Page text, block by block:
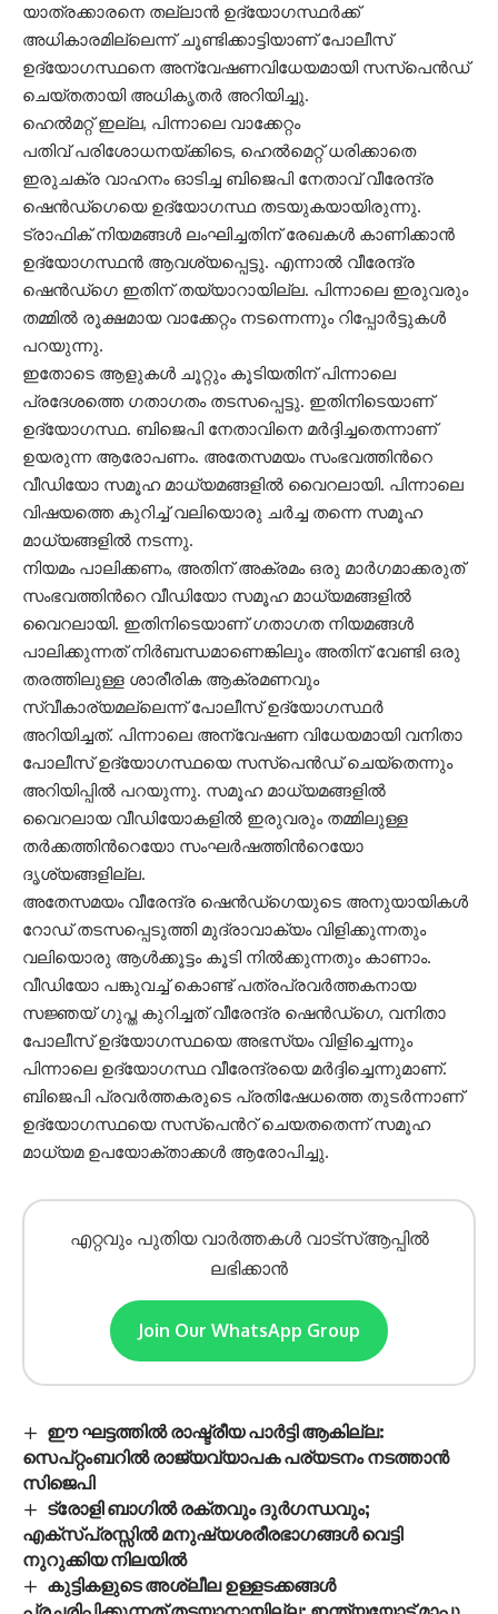
യാത്രക്കാരനെ തല്ലാൻ ഉദ്യോഗസ്ഥർക്ക്
അധികാരമില്ലെന്ന് ചൂണ്ടിക്കാട്ടിയാണ് പോലീസ്
ഉദ്യോഗസ്ഥനെ അന്വേഷണവിധേയമായി സസ്‌പെൻഡ്
ചെയ്‌തതായി അധികൃതർ അറിയിച്ചു.
ഹെൽമറ്റ് ഇല്ല, പിന്നാലെ വാക്കേറ്റം
പതിവ് പരിശോധനയ്ക്കിടെ, ഹെൽമെറ്റ് ധരിക്കാതെ
ഇരുചക്ര വാഹനം ഓടിച്ച ബിജെപി നേതാവ് വീരേന്ദ്ര
ഷെൻഡ്‌ഗെയെ ഉദ്യോഗസ്ഥ തടയുകയായിരുന്നു.
ട്രാഫിക് നിയമങ്ങൾ ലംഘിച്ചതിന് രേഖകൾ കാണിക്കാൻ
ഉദ്യോഗസ്ഥൻ ആവശ്യപ്പെട്ടു. എന്നാൽ വീരേന്ദ്ര
ഷെൻഡ്‌ഗെ ഇതിന് തയ്യാറായില്ല. പിന്നാലെ ഇരുവരും
തമ്മിൽ രൂക്ഷമായ വാക്കേറ്റം നടന്നെന്നും റിപ്പോര്‍ട്ടുകൾ
പറയുന്നു.
ഇതോടെ ആളുകൾ ചൂറ്റും കൂടിയതിന് പിന്നാലെ
പ്രദേശത്തെ ഗതാഗതം തടസപ്പെട്ടു. ഇതിനിടെയാണ്
ഉദ്യോഗസ്ഥ. ബിജെപി നേതാവിനെ മ‍ർദ്ദിച്ചതെന്നാണ്
ഉയരുന്ന ആരോപണം. അതേസമയം സംഭവത്തിന്‍റെ
വീഡിയോ സമൂഹ മാധ്യമങ്ങളിൽ വൈറലായി. പിന്നാലെ
വിഷയത്തെ കുറിച്ച് വലിയൊരു ചർച്ച തന്നെ സമൂഹ
മാധ്യങ്ങളിൽ നടന്നു.
നിയമം പാലിക്കണം, അതിന് അക്രമം ഒരു മാർഗമാക്കരുത്
സംഭവത്തിന്‍റെ വീഡിയോ സമൂഹ മാധ്യമങ്ങളിൽ
വൈറലായി. ഇതിനിടെയാണ് ഗതാഗത നിയമങ്ങൾ
പാലിക്കുന്നത് നിർബന്ധമാണെങ്കിലും അതിന് വേണ്ടി ഒരു
തരത്തിലുള്ള ശാരീരിക ആക്രമണവും
സ്വീകാര്യമല്ലെന്ന് പോലീസ് ഉദ്യോഗസ്ഥർ
അറിയിച്ചത്. പിന്നാലെ അന്വേഷണ വിധേയമായി വനിതാ
പോലീസ് ഉദ്യോഗസ്ഥയെ സസ്പെന്‍ഡ് ചെയ്തെന്നും
അറിയിപ്പിൽ പറയുന്നു. സമൂഹ മാധ്യമങ്ങളിൽ
വൈറലായ വീഡിയോകളിൽ ഇരുവരും തമ്മിലുള്ള
തർക്കത്തിന്‍റെയോ സംഘർഷത്തിന്‍റെയോ
ദൃശ്യങ്ങളില്ല.
അതേസമയം വീരേന്ദ്ര ഷെൻഡ്‌ഗെയുടെ അനുയായികൾ
റോഡ് തടസപ്പെടുത്തി മുദ്രാവാക്യം വിളിക്കുന്നതും
വലിയൊരു ആൾക്കൂട്ടം കൂടി നിൽക്കുന്നതും കാണാം.
വീഡിയോ പങ്കുവച്ച് കൊണ്ട് പത്രപ്രവർ‍ത്തകനായ
സജ്ഞയ് ഗുപ്ത കുറിച്ചത് വീരേന്ദ്ര ഷെൻഡ്‌ഗെ, വനിതാ
പോലീസ് ഉദ്യോഗസ്ഥയെ അഭസ്യം വിളിച്ചെന്നും
പിന്നാലെ ഉദ്യോഗസ്ഥ വീരേന്ദ്രയെ മർദ്ദിച്ചെന്നുമാണ്.
ബിജെപി പ്രവ‍ർത്തകരുടെ പ്രതിഷേധത്തെ തുടർന്നാണ്
ഉദ്യോഗസ്ഥയെ സസ്പെന്‍റ് ചെയതതെന്ന് സമൂഹ
മാധ്യമ ഉപയോക്താക്കൾ ആരോപിച്ചു.
എറ്റവും പുതിയ വാർത്തകൾ വാട്സ്ആപ്പിൽ
ലഭിക്കാൻ
Join Our WhatsApp Group
ഈ ഘട്ടത്തിൽ രാഷ്ട്രീയ പാർട്ടി ആകില്ല:
സെപ്റ്റംബറിൽ രാജ്യവ്യാപക പര്യടനം നടത്താൻ
സിജെപി
ട്രോളി ബാഗിൽ രക്തവും ദുർഗന്ധവും;
എക്‌സ്പ്രസ്സിൽ മനുഷ്യശരീരഭാഗങ്ങൾ വെട്ടി
നുറുക്കിയ നിലയിൽ
കുട്ടികളുടെ അശ്ലീല ഉള്ളടക്കങ്ങൾ